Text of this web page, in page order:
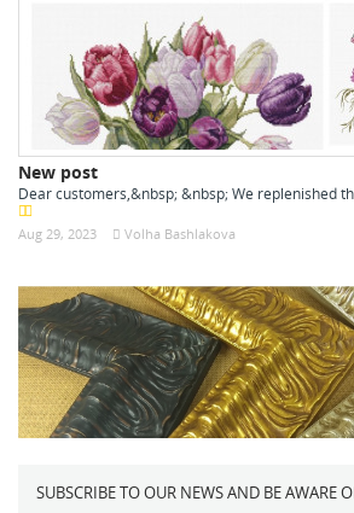
New post
Dear customers,&nbsp; &nbsp; We replenished
Aug 29, 2023 Volha Bashlakova
SUBSCRIBE TO OUR NEWS AND BE AWARE